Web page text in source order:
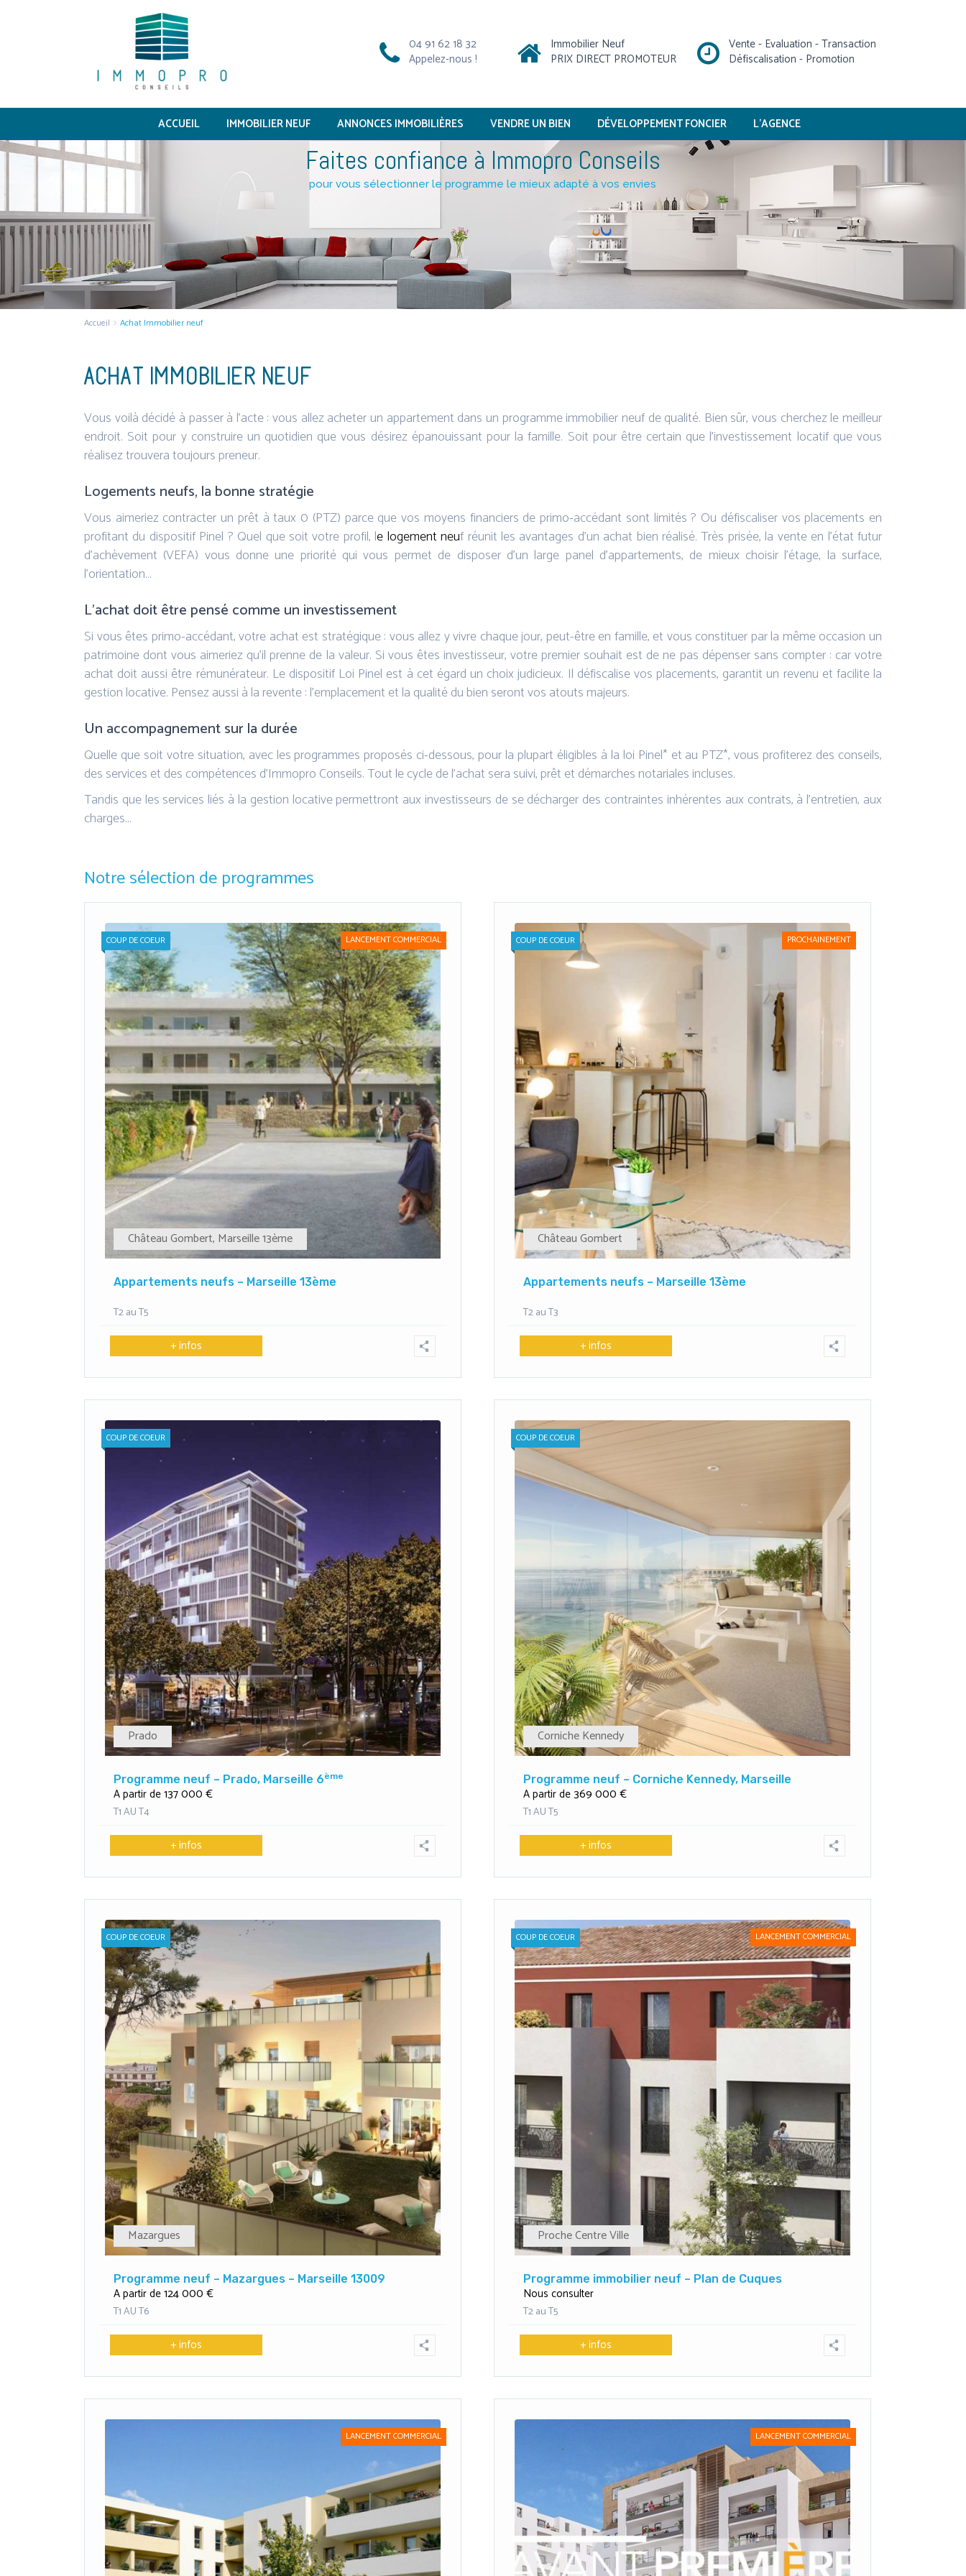
04 91 62 18 32
Appelez-nous !
Immobilier Neuf
PRIX DIRECT PROMOTEUR
Vente - Evaluation - Transaction
Défiscalisation - Promotion
ACCUEIL IMMOBILIER NEUF ANNONCES IMMOBILIÈRES VENDRE UN BIEN DÉVELOPPEMENT FONCIER L’AGENCE
Faites confiance à Immopro Conseils
pour vous sélectionner le programme le mieux adapté à vos envies
Accueil Achat Immobilier neuf
ACHAT IMMOBILIER NEUF
Vous voilà décidé à passer à l’acte : vous allez acheter un appartement dans un programme immobilier neuf de qualité. Bien sûr, vous cherchez le meilleur
endroit. Soit pour y construire un quotidien que vous désirez épanouissant pour la famille. Soit pour être certain que l’investissement locatif que vous
réalisez trouvera toujours preneur.
Logements neufs, la bonne stratégie
Vous aimeriez contracter un prêt à taux 0 (PTZ) parce que vos moyens financiers de primo-accédant sont limités ? Ou défiscaliser vos placements en
profitant du dispositif Pinel ? Quel que soit votre profil, le logement neuf réunit les avantages d’un achat bien réalisé. Très prisée, la vente en l’état futur
d’achèvement (VEFA) vous donne une priorité qui vous permet de disposer d’un large panel d’appartements, de mieux choisir l’étage, la surface,
l’orientation…
L’achat doit être pensé comme un investissement
Si vous êtes primo-accédant, votre achat est stratégique : vous allez y vivre chaque jour, peut-être en famille, et vous constituer par la même occasion un
patrimoine dont vous aimeriez qu’il prenne de la valeur. Si vous êtes investisseur, votre premier souhait est de ne pas dépenser sans compter : car votre
achat doit aussi être rémunérateur. Le dispositif Loi Pinel est à cet égard un choix judicieux. Il défiscalise vos placements, garantit un revenu et facilite la
gestion locative. Pensez aussi à la revente : l’emplacement et la qualité du bien seront vos atouts majeurs.
Un accompagnement sur la durée
Quelle que soit votre situation, avec les programmes proposés ci-dessous, pour la plupart éligibles à la loi Pinel* et au PTZ*, vous profiterez des conseils,
des services et des compétences d’Immopro Conseils. Tout le cycle de l’achat sera suivi, prêt et démarches notariales incluses.
Tandis que les services liés à la gestion locative permettront aux investisseurs de se décharger des contraintes inhérentes aux contrats, à l’entretien, aux
charges…
Notre sélection de programmes
COUP DE COEUR LANCEMENT COMMERCIAL
Château Gombert, Marseille 13ème
Appartements neufs – Marseille 13ème
T2 au T5
+ infos
COUP DE COEUR PROCHAINEMENT
Château Gombert
Appartements neufs – Marseille 13ème
T2 au T3
+ infos
COUP DE COEUR
Prado
Programme neuf – Prado, Marseille 6ème
A partir de137 000 €
T1 AU T4
+ infos
COUP DE COEUR
Corniche Kennedy
Programme neuf – Corniche Kennedy, Marseille
A partir de369 000 €
T1 AU T5
+ infos
COUP DE COEUR
Mazargues
Programme neuf – Mazargues – Marseille 13009
A partir de124 000 €
T1 AU T6
+ infos
COUP DE COEUR LANCEMENT COMMERCIAL
Proche Centre Ville
Programme immobilier neuf – Plan de Cuques
Nous consulter
T2 au T5
+ infos
LANCEMENT COMMERCIAL LANCEMENT COMMERCIAL